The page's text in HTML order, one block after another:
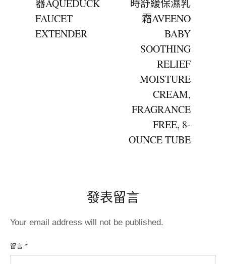
器AQUEDUCK
FAUCET
EXTENDER
時舒緩保濕乳
霜AVEENO
BABY
SOOTHING
RELIEF
MOISTURE
CREAM,
FRAGRANCE
FREE, 8-
OUNCE TUBE
發表留言
Your email address will not be published.
留言 *